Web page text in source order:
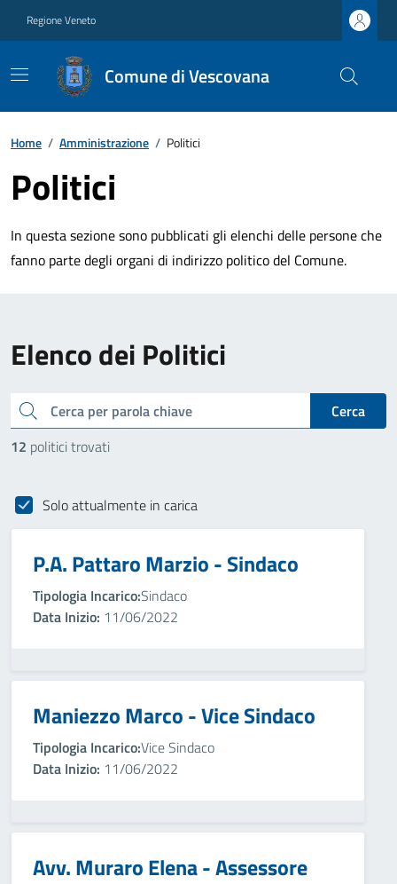
Regione Veneto
Comune di Vescovana
Home / Amministrazione / Politici
Politici
In questa sezione sono pubblicati gli elenchi delle persone che
fanno parte degli organi di indirizzo politico del Comune.
Elenco dei Politici
cerca
Cerca
12 politici trovati
Solo attualmente in carica
P.A. Pattaro Marzio - Sindaco
Tipologia Incarico:Sindaco
Data Inizio: 11/06/2022
Maniezzo Marco - Vice Sindaco
Tipologia Incarico:Vice Sindaco
Data Inizio: 11/06/2022
Avv. Muraro Elena - Assessore